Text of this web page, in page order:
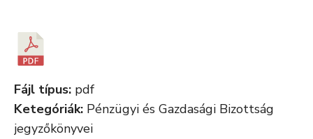
Fájl típus: pdf
Ketegóriák: Pénzügyi és Gazdasági Bizottság
jegyzőkönyvei